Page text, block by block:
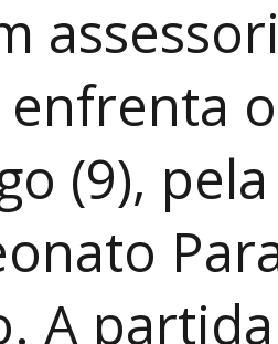
enfrenta
(9),
A